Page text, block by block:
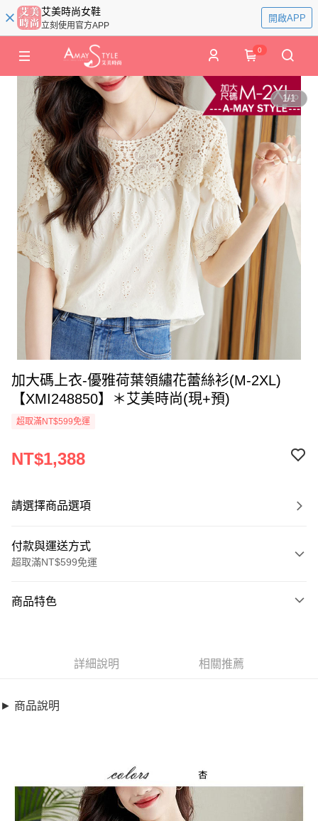
艾美時尚女鞋
立刻使用官方APP
開啟APP
0
1/1
加大碼上衣-優雅荷葉領繡花蕾絲衫(M-2XL)
【XMI248850】＊艾美時尚(現+預)
超取滿NT$599免運
NT$1,388
請選擇商品選項
付款與運送方式
超取滿NT$599免運
信用卡一次付款
街口支付
AFTEE先享後付
相關說明
商品特色
優雅蕾絲輕休閒穿搭
加大碼上衣-優雅荷葉領繡花蕾絲衫(M-2XL)【XMI248850】
優雅蕾絲輕休閒穿搭
詳細說明 相關推薦
► 商品說明